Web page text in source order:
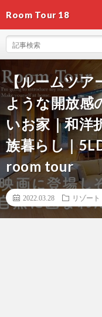
Room Tour 18
【ルームツア
ような開放感
いお家｜和洋
族暮らし｜
room tour
2022.03.28 リゾート